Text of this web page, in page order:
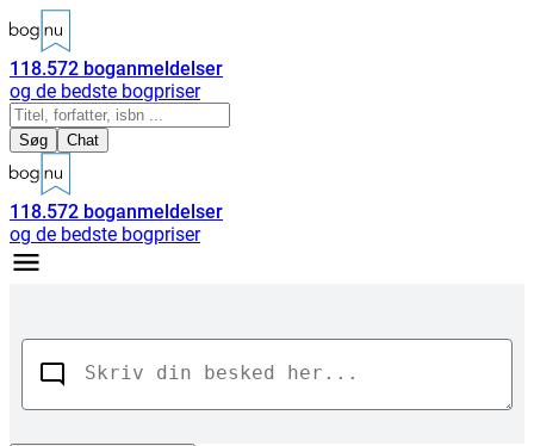
118.572 boganmeldelser
og de bedste bogpriser
Søg Chat
118.572 boganmeldelser
og de bedste bogpriser